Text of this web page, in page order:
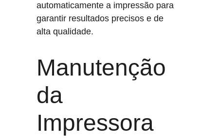
automaticamente a impressão para
garantir resultados precisos e de
alta qualidade.
Manutenção
da
Impressora